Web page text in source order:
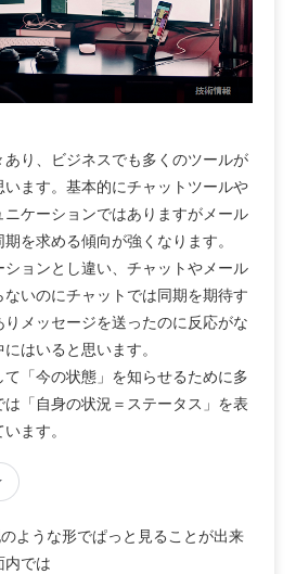
り、ビジネスでも多くのツールが
ます。基本的にチャットツールや
ニケーションではありますがメール
を求める傾向が強くなります。
ョンとし違い、チャットやメール
いのにチャットでは同期を期待す
メッセージを送ったのに反応がな
はいると思います。
「今の状態」を知らせるために多
は「自身の状況＝ステータス」を表
ます。
ような形でぱっと見ることが出来
内では